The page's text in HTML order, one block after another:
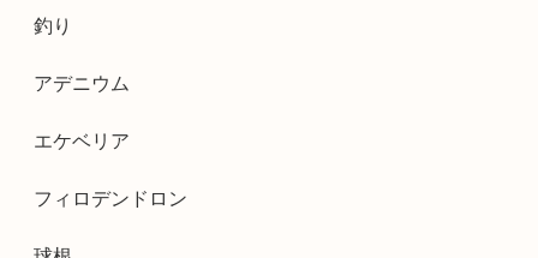
釣り
アデニウム
エケベリア
フィロデンドロン